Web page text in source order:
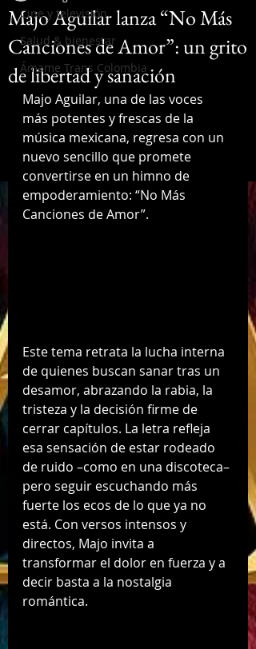
Cine y televisión
Salud & bienestar
Ámame Trans Colombia
Majo Aguilar lanza “No Más
Canciones de Amor”: un grito
de libertad y sanación
Majo Aguilar, una de las voces
más potentes y frescas de la
música mexicana, regresa con un
nuevo sencillo que promete
convertirse en un himno de
empoderamiento: “No Más
Canciones de Amor”.
Este tema retrata la lucha interna
de quienes buscan sanar tras un
desamor, abrazando la rabia, la
tristeza y la decisión firme de
cerrar capítulos. La letra refleja
esa sensación de estar rodeado
de ruido –como en una discoteca–
pero seguir escuchando más
fuerte los ecos de lo que ya no
está. Con versos intensos y
directos, Majo invita a
transformar el dolor en fuerza y a
decir basta a la nostalgia
romántica.